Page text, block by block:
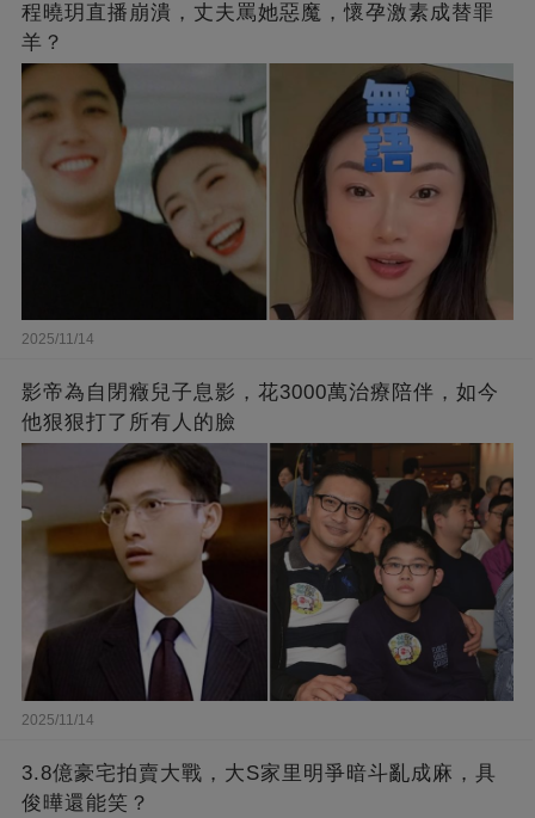
程曉玥直播崩潰，丈夫罵她惡魔，懷孕激素成替罪
羊？
2025/11/14
影帝為自閉癥兒子息影，花3000萬治療陪伴，如今
他狠狠打了所有人的臉
2025/11/14
3.8億豪宅拍賣大戰，大S家里明爭暗斗亂成麻，具
俊曄還能笑？